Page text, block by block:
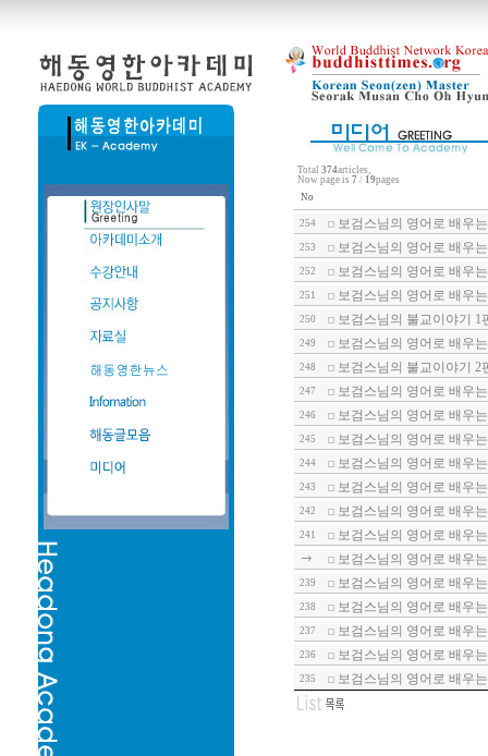
Total 374articles,
Now page is 7/ 19pages
No
254 보검스님의 영어로 배우
253 보검스님의 영어로 배우
252 보검스님의 영어로 배우
251 보검스님의 영어로 배우
250 보검스님의 불교이야기 1
249 보검스님의 영어로 배우
248 보검스님의 불교이야기 2
247 보검스님의 영어로 배우
246 보검스님의 영어로 배우
245 보검스님의 영어로 배우
244 보검스님의 영어로 배우
243 보검스님의 영어로 배우
242 보검스님의 영어로 배우
241
보검스님의 영어로 배우
보검스님의 영어로 배우
239 보검스님의 영어로 배우
238 보검스님의 영어로 배우
237 보검스님의 영어로 배우
236 보검스님의 영어로 배우
235 보검스님의 영어로 배우